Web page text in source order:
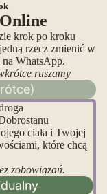
krok po kroku
rzecz zmienić w
WhatsApp.
ruszamy
ciała i Twojej
które chcą
zobowiązań.